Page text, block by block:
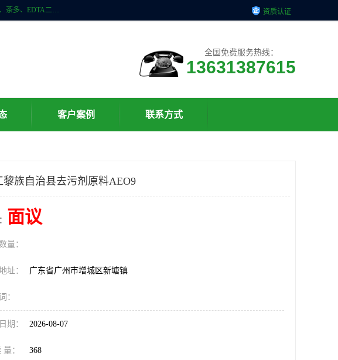
广州科珑化工有限公司位于广州增城区新塘镇，广州科珑化工有限公司是一家香精增溶剂、聚 异构烷烃 橡胶助剂 抗静电剂、乳化剂、茶多、EDTA二、清洗水等产品的经销批发。公司实力雄厚，重信用、守合同、保证产品质量，以多品种经营特色和薄利多销的原则，赢得了广大客户的信任。 资质认证
全国免费服务热线：
13631387615
客户案例 联系方式
黎族自治县去污剂原料AEO9
面议
量：
址： 广东省广州市增城区新塘镇
：
期： 2026-08-07
： 368